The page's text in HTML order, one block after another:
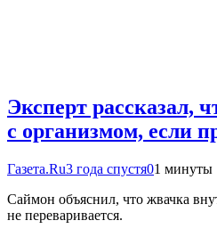
Эксперт рассказал,
с организмом, если
Газета.Ru3 года спустя01 минуты
Саймон объяснил, что жвачка
не переваривается.